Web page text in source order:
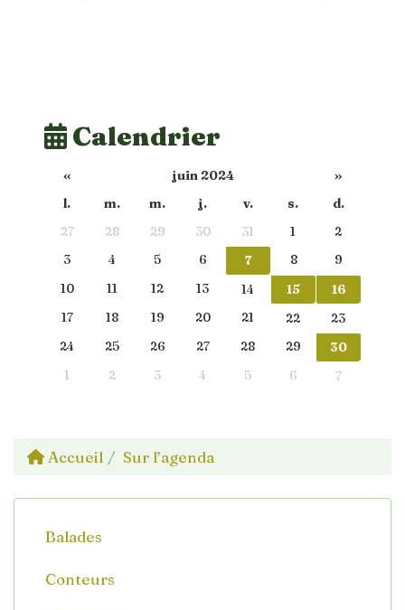
Calendrier
« juin 2024
»
l.
m. m. j. v. s.
d.
27
28 29 30 31 1
2
3
4 5 6 7 8
9
10
11 12 13 14 15
16
17
18 19 20 21 22
23
24
25 26 27 28 29
30
1
2 3 4 5 6 7
Accueil Sur l’agenda
Balades
Conteurs